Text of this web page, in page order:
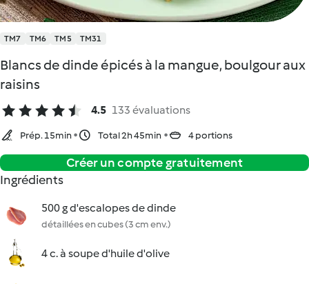
TM7 TM6 TM5 TM31
Blancs de dinde épicés à la mangue, boulgour aux
raisins
4.5 133 évaluations
Prép. 15min Total 2h 45min 4 portions
Créer un compte gratuitement
Ingrédients
500 g d'escalopes de dinde
détaillées en cubes (3 cm env.)
4 c. à soupe d'huile d'olive